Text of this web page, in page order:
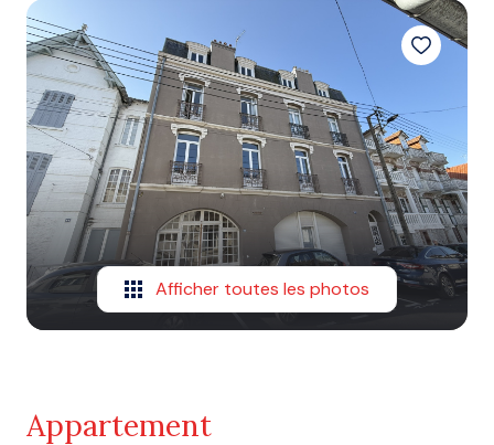
Afficher toutes les photos
Appartement